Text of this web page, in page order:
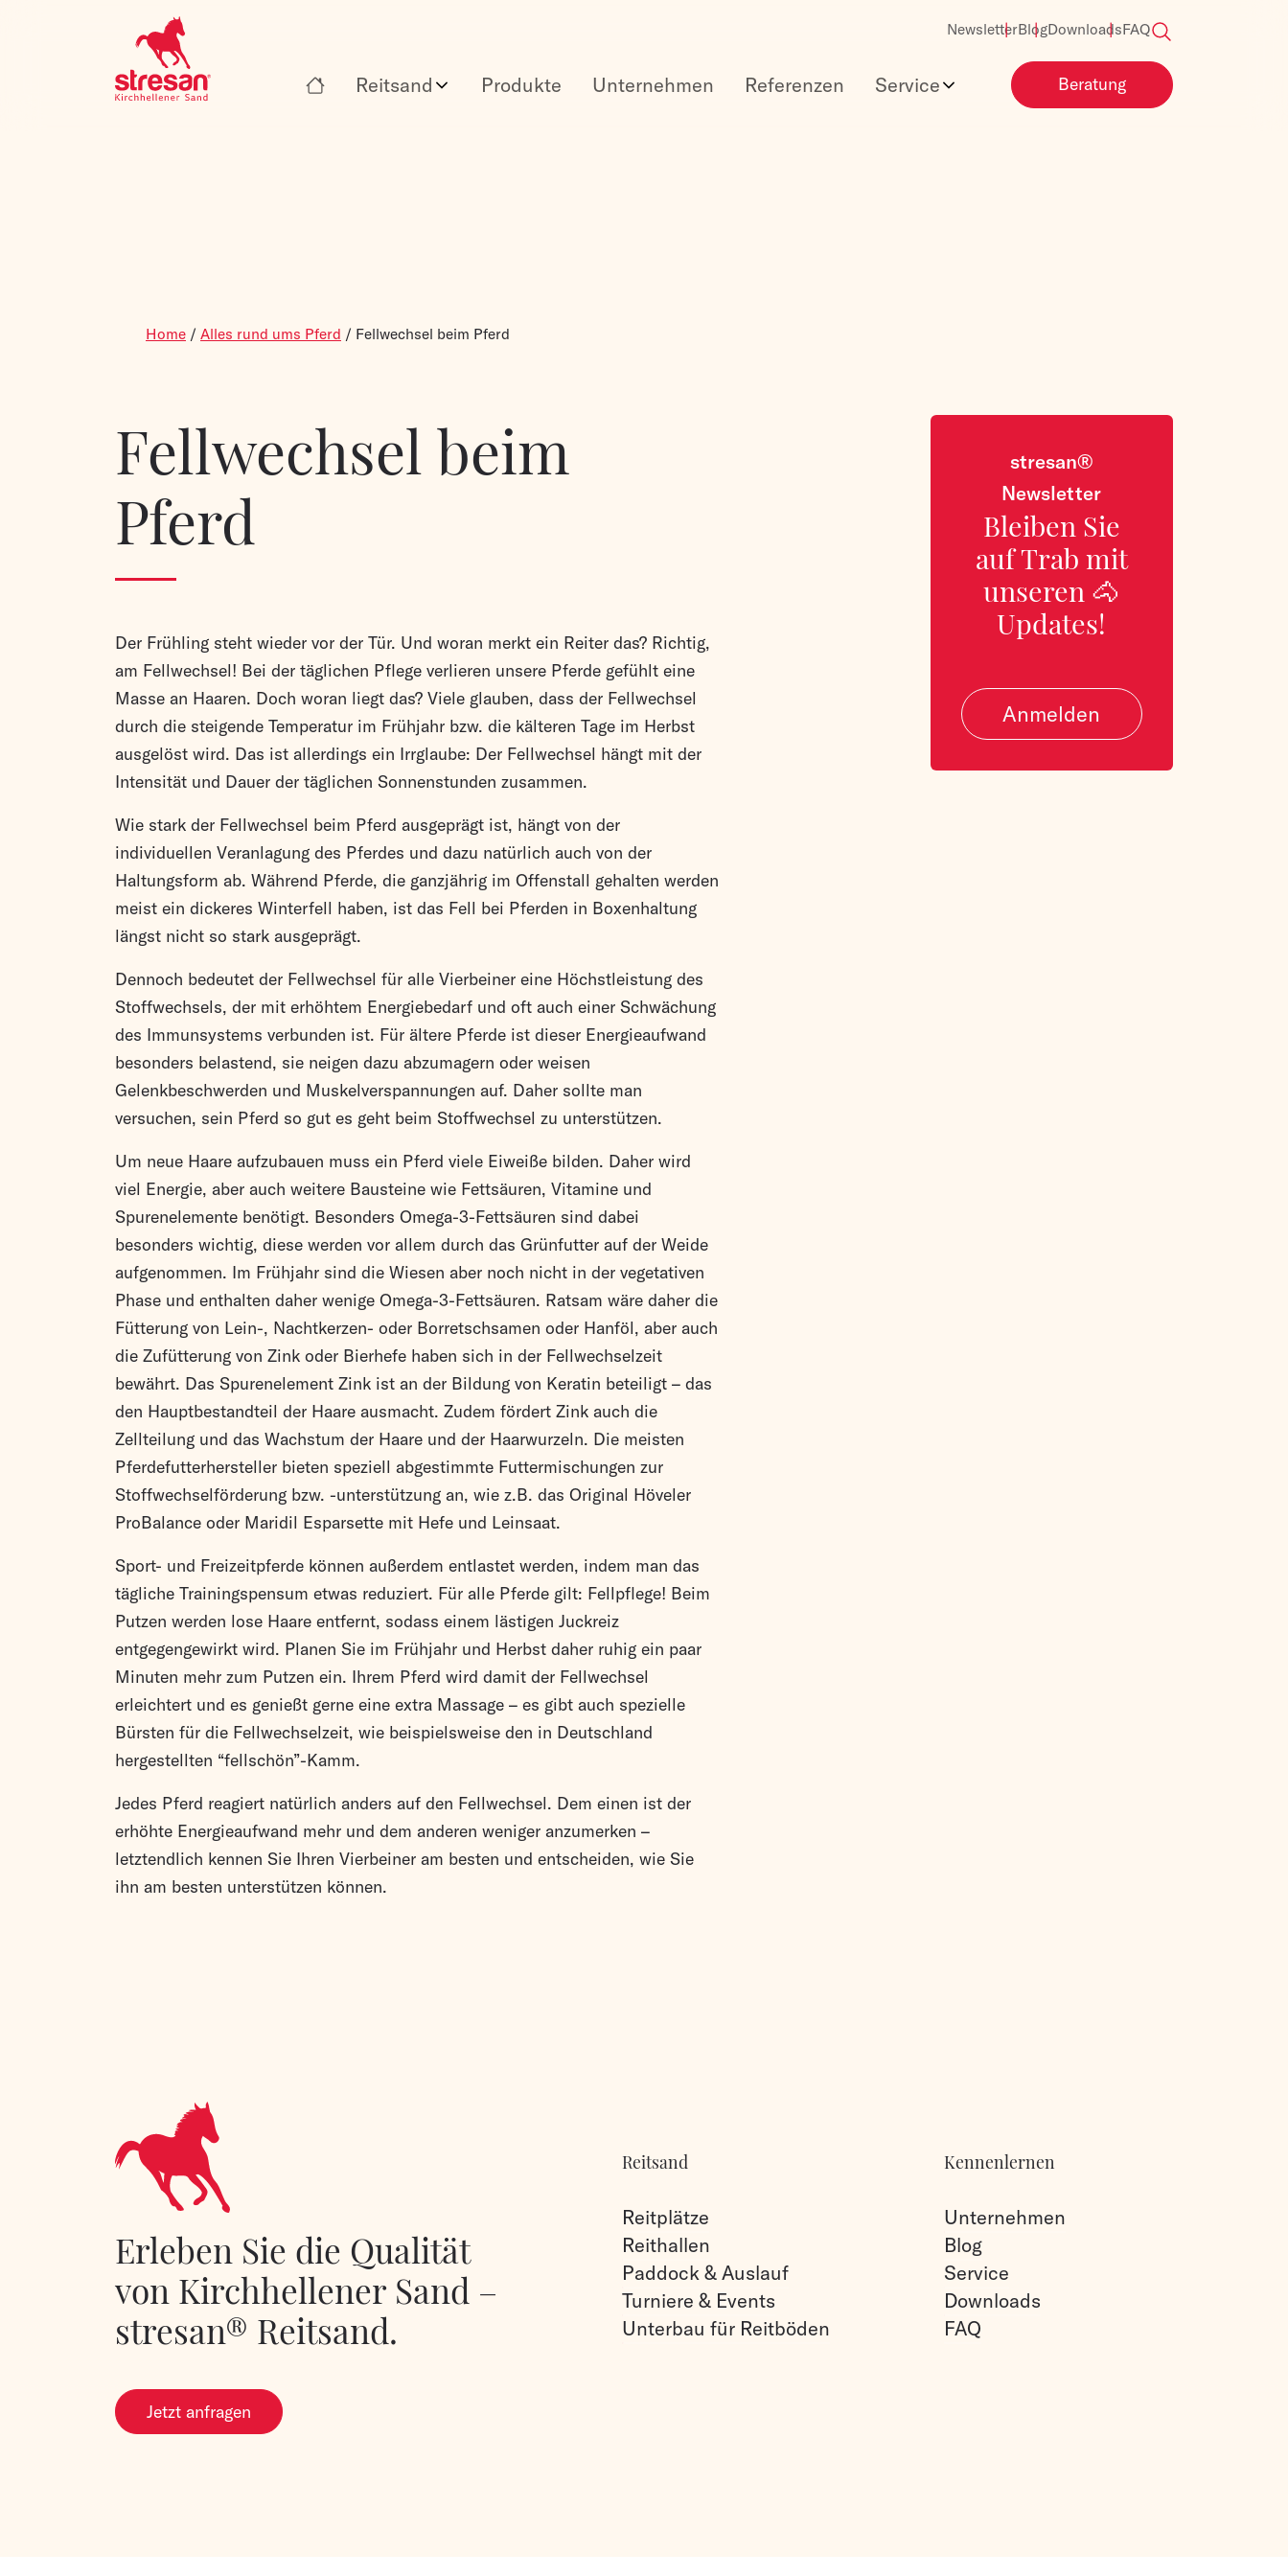
NewsletterBlogDownloadsFAQ
Reitsand Produkte Unternehmen Referenzen Service Beratung
Home / Alles rund ums Pferd / Fellwechsel beim Pferd
Fellwechsel beim
Pferd
Der Frühling steht wieder vor der Tür. Und woran merkt ein Reiter das? Richtig,
am Fellwechsel! Bei der täglichen Pflege verlieren unsere Pferde gefühlt eine
Masse an Haaren. Doch woran liegt das? Viele glauben, dass der Fellwechsel
durch die steigende Temperatur im Frühjahr bzw. die kälteren Tage im Herbst
ausgelöst wird. Das ist allerdings ein Irrglaube: Der Fellwechsel hängt mit der
Intensität und Dauer der täglichen Sonnenstunden zusammen.
Wie stark der Fellwechsel beim Pferd ausgeprägt ist, hängt von der
individuellen Veranlagung des Pferdes und dazu natürlich auch von der
Haltungsform ab. Während Pferde, die ganzjährig im Offenstall gehalten werden
meist ein dickeres Winterfell haben, ist das Fell bei Pferden in Boxenhaltung
längst nicht so stark ausgeprägt.
Dennoch bedeutet der Fellwechsel für alle Vierbeiner eine Höchstleistung des
Stoffwechsels, der mit erhöhtem Energiebedarf und oft auch einer Schwächung
des Immunsystems verbunden ist. Für ältere Pferde ist dieser Energieaufwand
besonders belastend, sie neigen dazu abzumagern oder weisen
Gelenkbeschwerden und Muskelverspannungen auf. Daher sollte man
versuchen, sein Pferd so gut es geht beim Stoffwechsel zu unterstützen.
Um neue Haare aufzubauen muss ein Pferd viele Eiweiße bilden. Daher wird
viel Energie, aber auch weitere Bausteine wie Fettsäuren, Vitamine und
Spurenelemente benötigt. Besonders Omega-3-Fettsäuren sind dabei
besonders wichtig, diese werden vor allem durch das Grünfutter auf der Weide
aufgenommen. Im Frühjahr sind die Wiesen aber noch nicht in der vegetativen
Phase und enthalten daher wenige Omega-3-Fettsäuren. Ratsam wäre daher die
Fütterung von Lein-, Nachtkerzen- oder Borretschsamen oder Hanföl, aber auch
die Zufütterung von Zink oder Bierhefe haben sich in der Fellwechselzeit
bewährt. Das Spurenelement Zink ist an der Bildung von Keratin beteiligt – das
den Hauptbestandteil der Haare ausmacht. Zudem fördert Zink auch die
Zellteilung und das Wachstum der Haare und der Haarwurzeln. Die meisten
Pferdefutterhersteller bieten speziell abgestimmte Futtermischungen zur
Stoffwechselförderung bzw. -unterstützung an, wie z.B. das Original Höveler
ProBalance oder Maridil Esparsette mit Hefe und Leinsaat.
Sport- und Freizeitpferde können außerdem entlastet werden, indem man das
tägliche Trainingspensum etwas reduziert. Für alle Pferde gilt: Fellpflege! Beim
Putzen werden lose Haare entfernt, sodass einem lästigen Juckreiz
entgegengewirkt wird. Planen Sie im Frühjahr und Herbst daher ruhig ein paar
Minuten mehr zum Putzen ein. Ihrem Pferd wird damit der Fellwechsel
erleichtert und es genießt gerne eine extra Massage – es gibt auch spezielle
Bürsten für die Fellwechselzeit, wie beispielsweise den in Deutschland
hergestellten “fellschön”-Kamm.
Jedes Pferd reagiert natürlich anders auf den Fellwechsel. Dem einen ist der
erhöhte Energieaufwand mehr und dem anderen weniger anzumerken –
letztendlich kennen Sie Ihren Vierbeiner am besten und entscheiden, wie Sie
ihn am besten unterstützen können.
stresan®
Newsletter
Bleiben Sie
auf Trab mit
unseren 🐴
Updates!
Anmelden
Erleben Sie die Qualität
von Kirchhellener Sand –
stresan® Reitsand.
Jetzt anfragen
Reitsand
Reitplätze
Reithallen
Paddock & Auslauf
Turniere & Events
Unterbau für Reitböden
Kennenlernen
Unternehmen
Blog
Service
Downloads
FAQ